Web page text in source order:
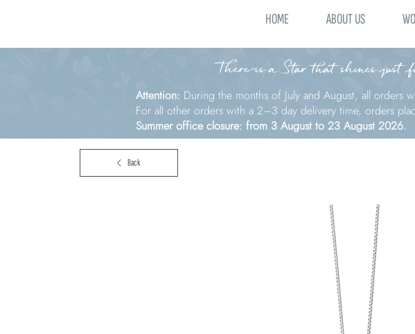
HOME ABOUT US
There is a Star that shines just
Attention: During the months of July and August, all orders
For all other orders with a 2–3 day delivery time, orders
Summer office closure: from 3 August to 23 August 2026.
Back